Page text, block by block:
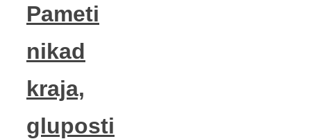
Pameti
nikad
kraja,
gluposti